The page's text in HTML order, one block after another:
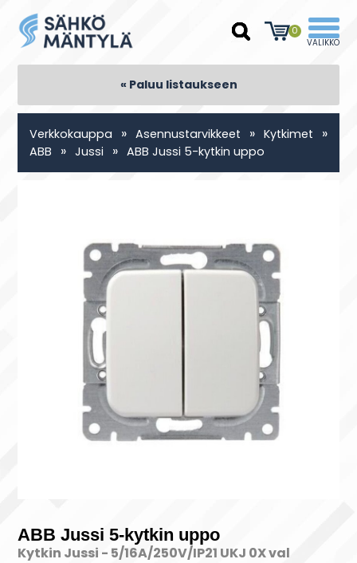
0
« Paluu listaukseen
Verkkokauppa » Asennustarvikkeet » Kytkimet »
ABB » Jussi » ABB Jussi 5-kytkin uppo
ABB Jussi 5-kytkin uppo
Kytkin Jussi - 5/16A/250V/IP21 UKJ 0X val